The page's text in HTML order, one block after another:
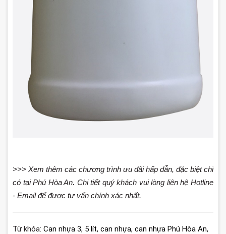
>>> Xem thêm các chương trình ưu đãi hấp dẫn, đặc biệt chỉ
có tại Phú Hòa An. Chi tiết quý khách vui lòng liên hệ Hotline
- Email để được tư vấn chính xác nhất.
Từ khóa: Can nhựa 3, 5 lít, can nhựa, can nhựa Phú Hòa An,